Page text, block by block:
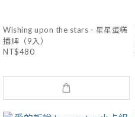
Wishing upon the stars - 星星蛋糕
插牌（9入）
NT$480